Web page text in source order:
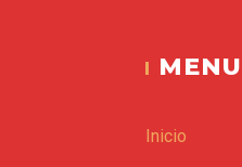
MENU
Inicio